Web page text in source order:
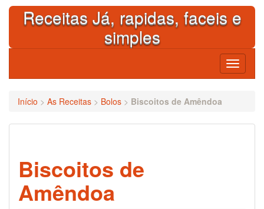
Skip
contentReceitas Já, rapidas, faceis e
simples
Toggle
Início > As Receitas > Bolos > Biscoitos de Amêndoa
Biscoitos de
Amêndoa